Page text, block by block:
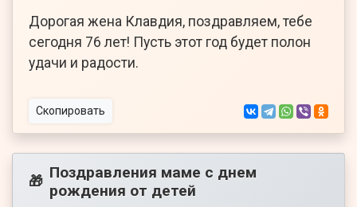
Дорогая жена Клавдия, поздравляем, тебе
сегодня 76 лет! Пусть этот год будет полон
удачи и радости.
Скопировать
🎁 Поздравления маме с днем
рождения от детей